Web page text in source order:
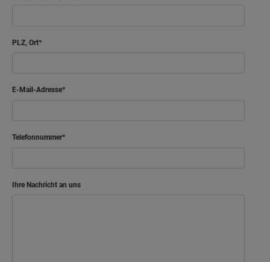
PLZ, Ort
E-Mail-Adresse
Telefonnummer
Ihre Nachricht an uns